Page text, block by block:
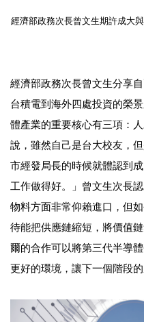
經濟部政務次長曾文生期許成大
經濟部政務次長曾文生分享
台積電到海外四處投資的榮
體產業的重要核心有三項：
說，雖然自己是台大校友，
市經發局長的時候就體認到
工作做得好。」曾文生次長
物料方面非常仰賴進口，但
待能把供應鏈縮短，將價值
爾的合作可以將第三代半導
更好的環境，讓下一個階段的